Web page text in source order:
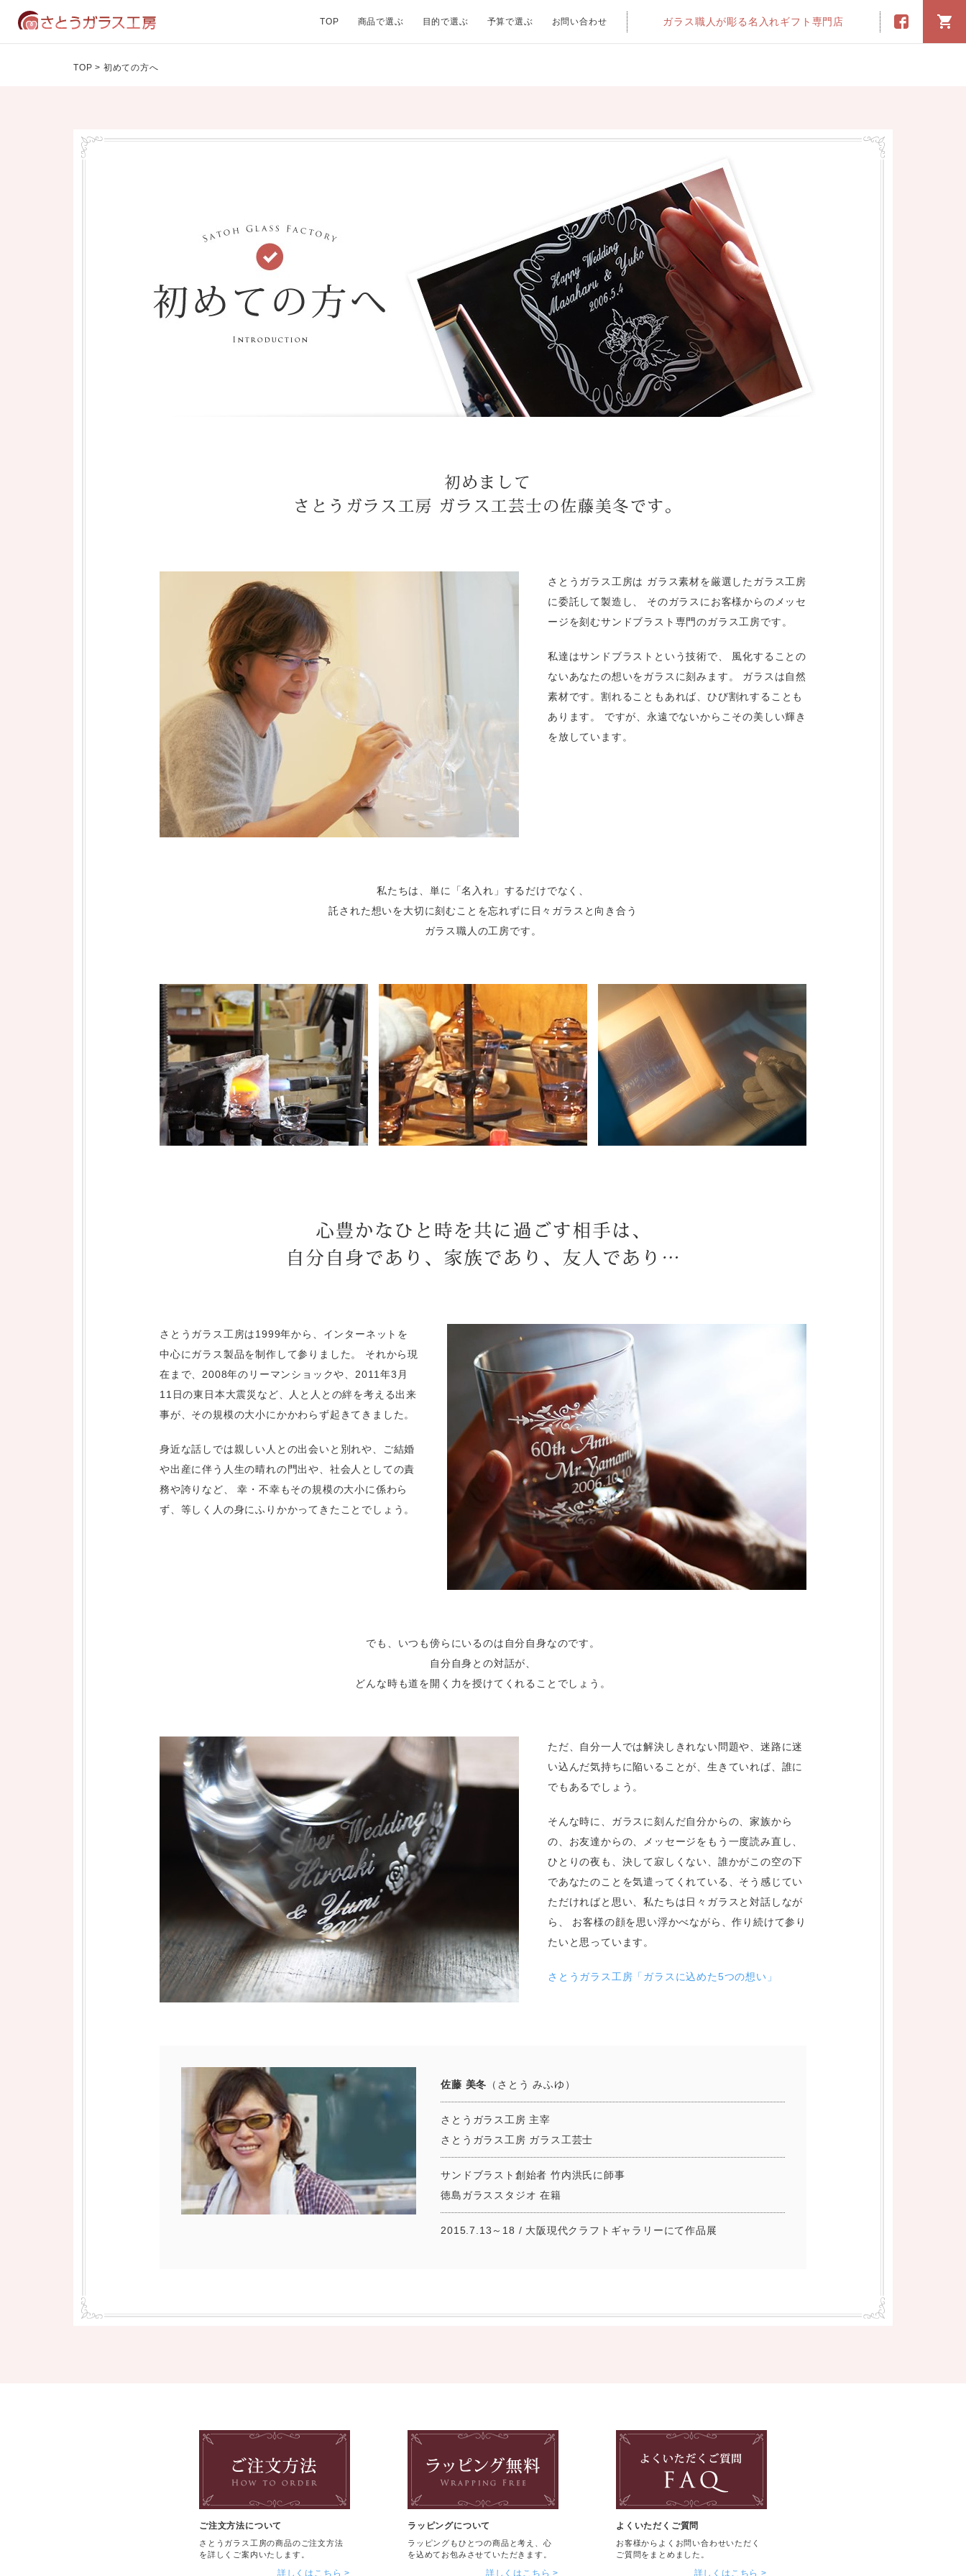
TOP 商品で選ぶ 目的で選ぶ 予算で選ぶ お問い合わせ ガラス職人が彫る名入れギフト専門店
TOP > 初めての方へ
さとうガラス工房は ガラス素材を厳選したガラス工房
に委託して製造し、 そのガラスにお客様からのメッセ
ージを刻むサンドブラスト専門のガラス工房です。
私達はサンドブラストという技術で、 風化することの
ないあなたの想いをガラスに刻みます。 ガラスは自然
素材です。割れることもあれば、ひび割れすることも
あります。 ですが、永遠でないからこその美しい輝き
を放しています。
私たちは、 単に「名入れ」するだけでなく、
託された想いを大切に刻むことを忘れずに 日々ガラスと向き合う
ガラス職人の工房です。
さとうガラス工房は1999年から、インターネットを
中心にガラス製品を制作して参りました。 それから現
在まで、2008年のリーマンショックや、2011年3月
11日の東日本大震災など、人と人との絆を考える出来
事が、その規模の大小にかかわらず起きてきました。
身近な話しでは親しい人との出会いと別れや、ご結婚
や出産に伴う人生の晴れの門出や、社会人としての責
務や誇りなど、 幸・不幸もその規模の大小に係わら
ず、等しく人の身にふりかかってきたことでしょう。
でも、 いつも傍らにいるのは 自分自身なのです。
自分自身との対話が、
どんな時も道を開く力を授けてくれることでしょう。
ただ、自分一人では解決しきれない問題や、迷路に迷
い込んだ気持ちに陥いることが、生きていれば、誰に
でもあるでしょう。
そんな時に、ガラスに刻んだ自分からの、家族から
の、お友達からの、メッセージをもう一度読み直し、
ひとりの夜も、決して寂しくない、誰かがこの空の下
であなたのことを気遣ってくれている、そう感じてい
ただければと思い、私たちは日々ガラスと対話しなが
ら、 お客様の顔を思い浮かべながら、作り続けて参り
たいと思っています。
さとうガラス工房「ガラスに込めた5つの想い」
佐藤 美冬 （さとう みふゆ）
さとうガラス工房 主宰
さとうガラス工房 ガラス工芸士
サンドブラスト創始者 竹内洪氏に師事
徳島ガラススタジオ 在籍
2015.7.13～18 / 大阪現代クラフトギャラリーにて作品展
ご注文方法について
さとうガラス工房の商品のご注文方法
を詳しくご案内いたします。
詳しくはこちら
ラッピングについて
ラッピングもひとつの商品と考え、心
を込めてお包みさせていただきます。
詳しくはこちら
よくいただくご質問
お客様からよくお問い合わせいただく
ご質問をまとめました。
詳しくはこちら